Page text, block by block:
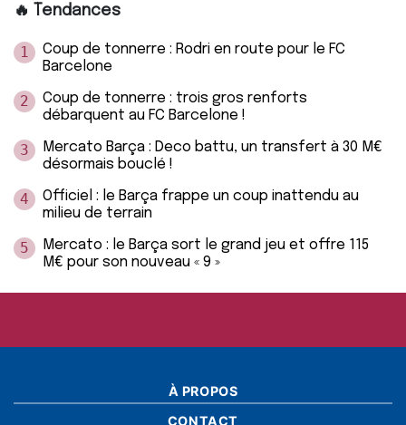
🔥 Tendances
1
Coup de tonnerre : Rodri en route pour le FC
Barcelone
2
Coup de tonnerre : trois gros renforts
débarquent au FC Barcelone !
3
Mercato Barça : Deco battu, un transfert à 30 M€
désormais bouclé !
4
Officiel : le Barça frappe un coup inattendu au
milieu de terrain
5
Mercato : le Barça sort le grand jeu et offre 115
M€ pour son nouveau « 9 »
À PROPOS
CONTACT